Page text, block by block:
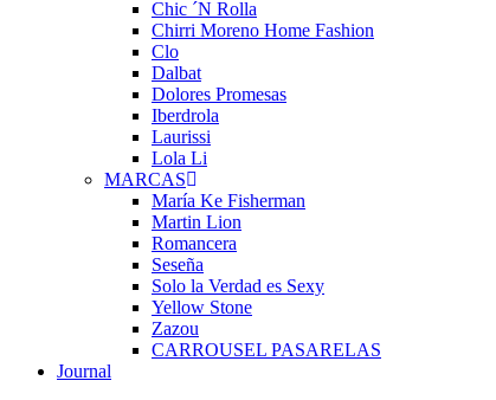
Chic ´N Rolla
Chirri Moreno Home Fashion
Clo
Dalbat
Dolores Promesas
Iberdrola
Laurissi
Lola Li
MARCAS
María Ke Fisherman
Martin Lion
Romancera
Seseña
Solo la Verdad es Sexy
Yellow Stone
Zazou
CARROUSEL PASARELAS
Journal